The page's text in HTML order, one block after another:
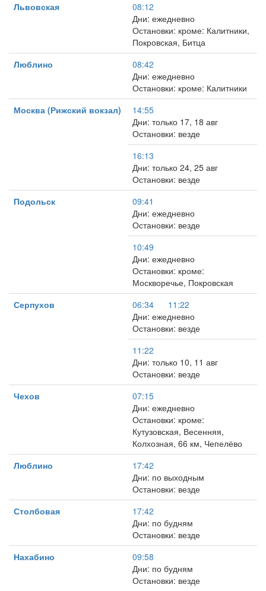
Львовская
08:12
Дни: ежедневно
Остановки: кроме: Калитники,
Покровская, Битца
Люблино
08:42
Дни: ежедневно
Остановки: кроме: Калитники
Москва (Рижский вокзал)
14:55
Дни: только 17, 18 авг
Остановки: везде
16:13
Дни: только 24, 25 авг
Остановки: везде
Подольск
09:41
Дни: ежедневно
Остановки: везде
10:49
Дни: ежедневно
Остановки: кроме:
Москворечье, Покровская
Серпухов
06:34
11:22
Дни: ежедневно
Остановки: везде
11:22
Дни: только 10, 11 авг
Остановки: везде
Чехов
07:15
Дни: ежедневно
Остановки: кроме:
Кутузовская, Весенняя,
Колхозная, 66 км, Чепелёво
Люблино
17:42
Дни: по выходным
Остановки: везде
Столбовая
17:42
Дни: по будням
Остановки: везде
Нахабино
09:58
Дни: по будням
Остановки: везде